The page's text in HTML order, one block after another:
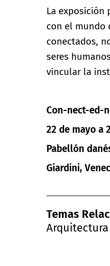
La exposición
con el mundo
conectados,
seres
vincular la
Con-nect-ed-
22 de mayo a
Pabellón
Giardini,
Temas
Arquitectura